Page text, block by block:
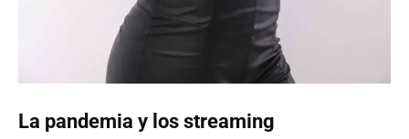
La pandemia y los streaming